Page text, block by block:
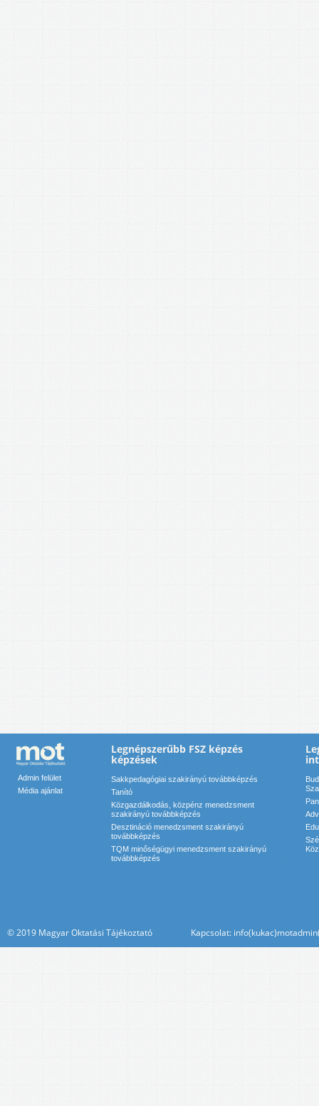
Admin felület
Média ajánlat
Legnépszerűbb FSZ képzés
képzések
Sakkpedagógiai szakirányú továbbképzés
Tanító
Közgazdálkodás, közpénz menedzsment
szakirányú továbbképzés
Desztináció menedzsment szakirányú
továbbképzés
TQM minőségügyi menedzsment szakirányú
továbbképzés
© 2019 Magyar Oktatási Tájékoztató Kapcsolat: